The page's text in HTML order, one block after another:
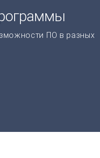
ПО в разных